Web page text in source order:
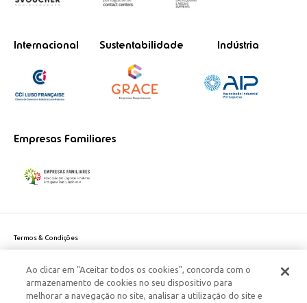
Internacional Sustentabilidade Indústria
Empresas Familiares
Termos & Condições
Politica de Cookies
Política de Privacidade Dados Pessoais
Ao clicar em "Aceitar todos os cookies", concorda com o
armazenamento de cookies no seu dispositivo para
melhorar a navegação no site, analisar a utilização do site e